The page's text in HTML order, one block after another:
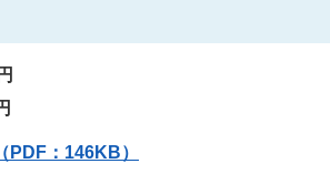
PDF：146KB）